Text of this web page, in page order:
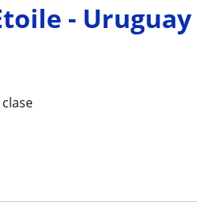
- Uruguay
clase